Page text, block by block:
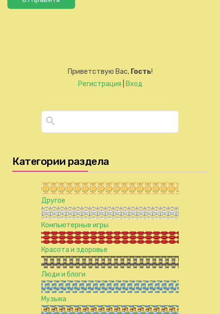
Приветствую Вас, Гость!
Регистрация
Вход
Категории раздела
Другое
Компьютерные игры
Красота и здоровье
Люди и блоги
Музыка